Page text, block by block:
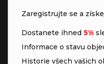
Zaregistrujte se a
Dostanete ihned 5%
Informace o stavu
Historie všech vašich